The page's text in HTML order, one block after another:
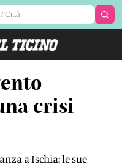
crisi
a Ischia: le sue